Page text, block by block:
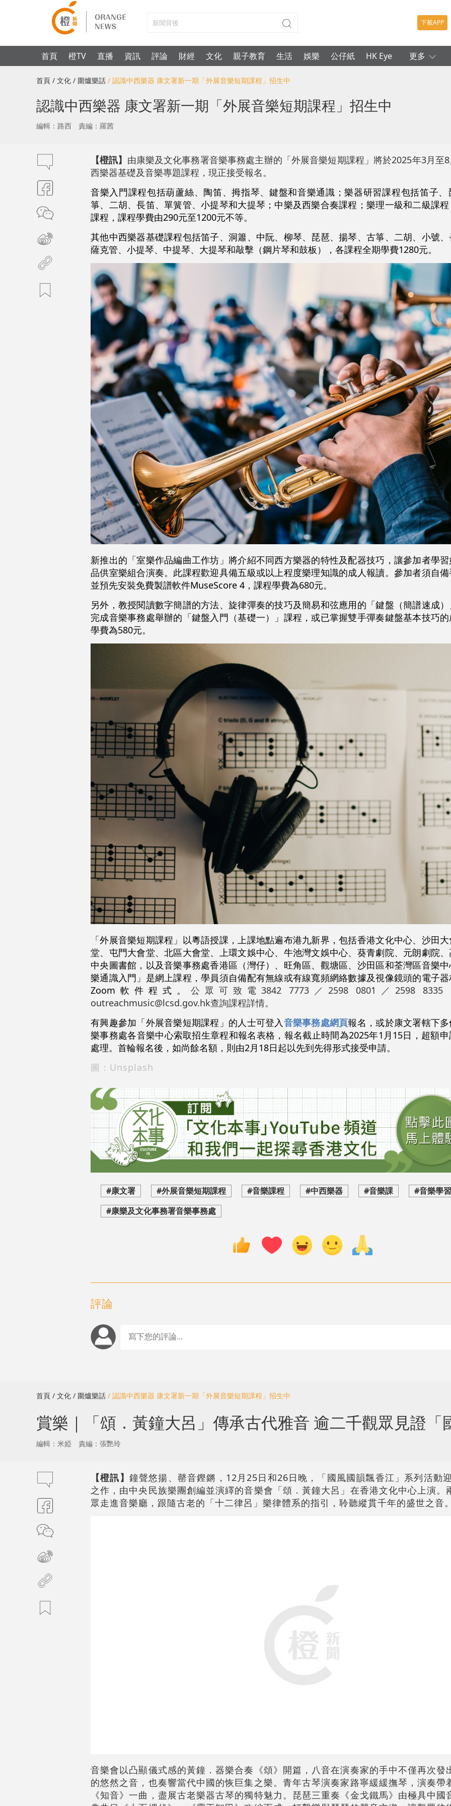
下載APP
首頁 橙TV 直播 資訊 評論 財經 文化 親子教育 生活 娛樂 公仔紙 HK Eye 更多
首頁 / 文化 / 圍爐樂話 / 認識中西樂器 康文署新一期「外展音樂短期課程」招生中
認識中西樂器 康文署新一期「外展音樂短期課程」招生中
編輯：路西 責編：羅茜
【橙訊】 由康樂及文化事務署音樂事務處主辦的「外展音樂短期課程」將於2025年3月至
西樂器基礎及音樂專題課程，現正接受報名。
音樂入門課程包括葫蘆絲、陶笛、拇指琴、鍵盤和音樂通識；樂器研習課程包括笛子
箏、二胡、長笛、單簧管、小提琴和大提琴；中樂及西樂合奏課程；樂理一級和二級課
課程，課程學費由290元至1200元不等。
其他中西樂器基礎課程包括笛子、洞簫、中阮、柳琴、琵琶、揚琴、古箏、二胡、小號
薩克管、小提琴、中提琴、大提琴和敲擊（鋼片琴和鼓板），各課程全期學費1280元。
新推出的「室樂作品編曲工作坊」將介紹不同西方樂器的特性及配器技巧，讓參加者學
品供室樂組合演奏。此課程歡迎具備五級或以上程度樂理知識的成人報讀。參加者須自
並預先安裝免費製譜軟件MuseScore 4，課程學費為680元。
另外，教授閱讀數字簡譜的方法、旋律彈奏的技巧及簡易和弦應用的「鍵盤（簡譜速成
完成音樂事務處舉辦的「鍵盤入門（基礎一）」課程，或已掌握雙手彈奏鍵盤基本技巧
學費為580元。
「外展音樂短期課程」以粵語授課，上課地點遍布港九新界，包括香港文化中心、沙田
堂、屯門大會堂、北區大會堂、上環文娛中心、牛池灣文娛中心、葵青劇院、元朗劇院
中央圖書館，以及音樂事務處香港區（灣仔）、旺角區、觀塘區、沙田區和荃灣區音樂
樂通識入門」是網上課程，學員須自備配有無線或有線寬頻網絡數據及視像鏡頭的電子
Zoom軟件程式。 公眾可致電3842 7773／2598 0801／2598
outreachmusic@lcsd.gov.hk查詢課程詳情。
有興趣參加「外展音樂短期課程」的人士可登入 音樂事務處網頁報名，或於康文署轄下
樂事務處各音樂中心索取招生章程和報名表格，報名截止時間為2025年1月15日，超額
處理。首輪報名後，如尚餘名額，則由2月18日起以先到先得形式接受申請。
圖：Unsplash
#康文署 #外展音樂短期課程 #音樂課程 #中西樂器 #音樂課
#音樂學習
#康樂及文化事務署音樂事務處
評論
首頁 / 文化 / 圍爐樂話 / 認識中西樂器 康文署新一期「外展音樂短期課程」招生中
賞樂｜「頌．黃鐘大呂」傳承古代雅音 逾二千觀眾見證
編輯：米婭 責編：張艷玲
【橙訊】 鐘聲悠揚、罄音鏗鏘，12月25日和26日晚，「國風國韻飄香江」系列活動
之作，由中央民族樂團創編並演繹的音樂會「頌．黃鐘大呂」在香港文化中心上演。
眾走進音樂廳，跟隨古老的「十二律呂」樂律體系的指引，聆聽縱貫千年的盛世之音
音樂會以凸顯儀式感的黃鐘．器樂合奏《頌》開篇，八音在演奏家的手中不僅再次發
的悠然之音，也奏響當代中國的恢巨集之樂。青年古琴演奏家路寧緩緩撫琴，演奏帶
《知音》一曲，盡展古老樂器古琴的獨特魅力。琵琶三重奏《金戈鐵馬》由極具中國